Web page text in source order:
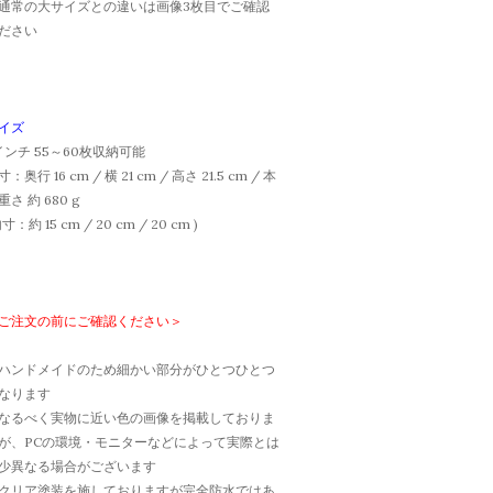
常の大サイズとの違いは画像3枚目でご確認
さい
ズ
ンチ 55～60枚収納可能
：奥行 16 cm / 横 21 cm / 高さ 21.5 cm / 本
さ 約 680 g
寸：約 15 cm / 20 cm / 20 cm )
注文の前にご確認ください＞
ンドメイドのため細かい部分がひとつひとつ
ります
るべく実物に近い色の画像を掲載しておりま
、PCの環境・モニターなどによって実際とは
異なる場合がございます